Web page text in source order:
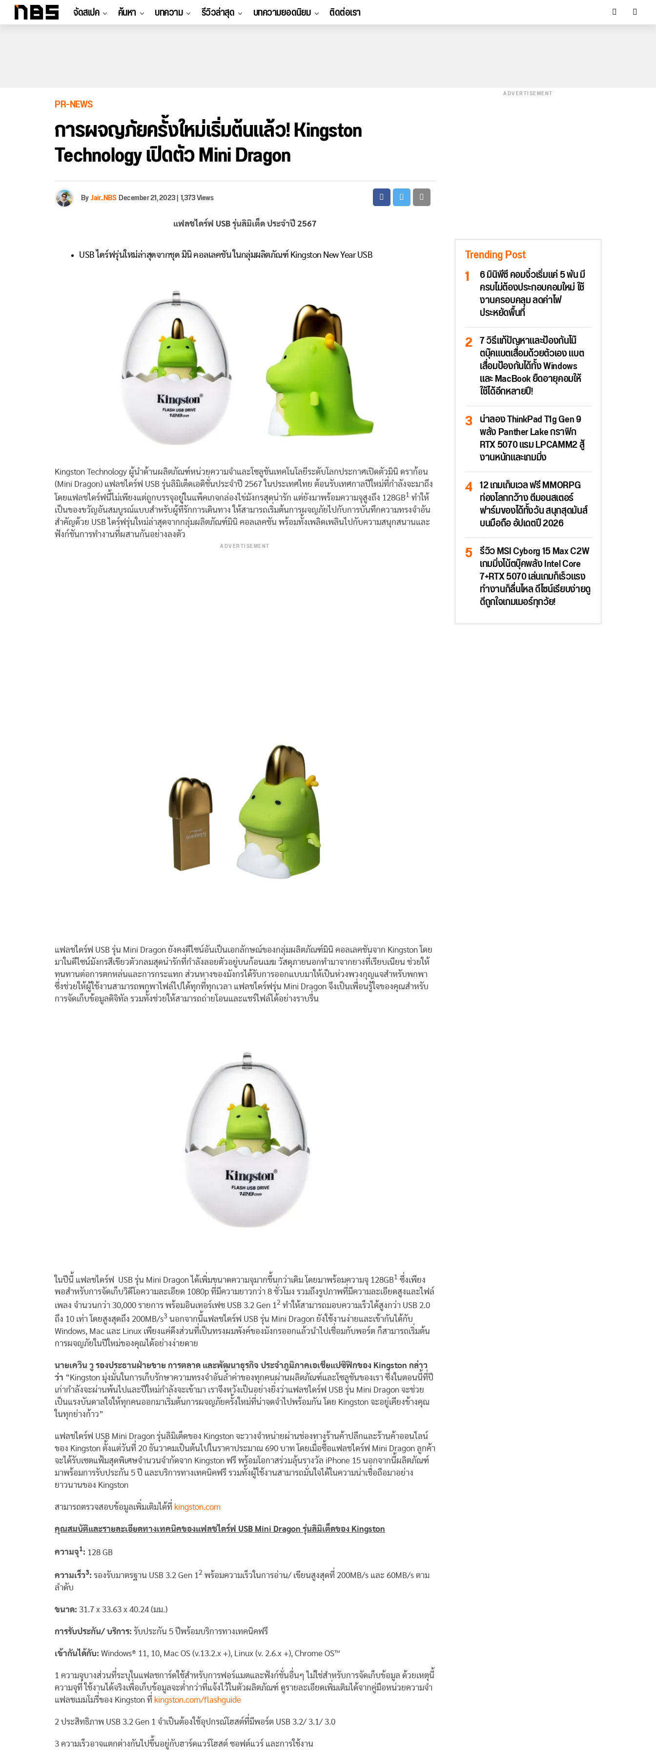
จัดสเปค ค้นหา บทความ รีวิวล่าสุด บทความยอดนิยม ติดต่อเรา
PR-NEWS
การผจญภัยครั้งใหม่เริ่มต้นแล้ว! Kingston
Technology เปิดตัว Mini Dragon
ByJair_NBSDecember 21, 2023|1,373 Views
แฟลชไดร์ฟ USB รุ่นลิมิเต็ด ประจำปี 2567
USB ไดร์ฟรุ่นใหม่ล่าสุดจากชุด มินิ คอลเลคชัน ในกลุ่มผลิตภัณฑ์ Kingston New Year USB
Kingston Technology ผู้นำด้านผลิตภัณฑ์หน่วยความจำและโซลูชันเทคโนโลยีระดับโลกประกาศเปิดตัวมินิ ดราก้อน
(Mini Dragon) แฟลชไดร์ฟ USB รุ่นลิมิเต็ดเอดิชั่นประจำปี 2567 ในประเทศไทย ต้อนรับเทศกาลปีใหม่ที่กำลังจะมาถึง
โดยแฟลชไดร์ฟนี้ไม่เพียงแต่ถูกบรรจุอยู่ในแพ็คเกจกล่องไข่มังกรสุดน่ารัก แต่ยังมาพร้อมความจุสูงถึง 128GB1 ทำให้
เป็นของขวัญอันสมบูรณ์แบบสำหรับผู้ที่รักการเดินทาง ให้สามารถเริ่มต้นการผจญภัยไปกับการบันทึกความทรงจำอัน
สำคัญด้วย USB ไดร์ฟรุ่นใหม่ล่าสุดจากกลุ่มผลิตภัณฑ์มินิ คอลเลคชัน พร้อมทั้งเพลิดเพลินไปกับความสนุกสนานและ
ฟังก์ชันการทำงานที่ผสานกันอย่างลงตัว
ADVERTISEMENT
แฟลชไดร์ฟ USB รุ่น Mini Dragon ยังคงดีไซน์อันเป็นเอกลักษณ์ของกลุ่มผลิตภัณฑ์มินิ คอลเลคชันจาก Kingston โดย
มาในดีไซน์มังกรสีเขียวตัวกลมสุดน่ารักที่กำลังลอยตัวอยู่บนก้อนเมฆ วัสดุภายนอกทำมาจากยางที่เรียบเนียน ช่วยให้
ทนทานต่อการตกหล่นและการกระแทก ส่วนหางของมังกรได้รับการออกแบบมาให้เป็นห่วงพวงกุญแจสำหรับพกพา
ซึ่งช่วยให้ผู้ใช้งานสามารถพกพาไฟล์ไปได้ทุกที่ทุกเวลา แฟลชไดร์ฟรุ่น Mini Dragon จึงเป็นเพื่อนรู้ใจของคุณสำหรับ
การจัดเก็บข้อมูลดิจิทัล รวมทั้งช่วยให้สามารถถ่ายโอนและแชร์ไฟล์ได้อย่างราบรื่น
ในปีนี้ แฟลชไดร์ฟ USB รุ่น Mini Dragon ได้เพิ่มขนาดความจุมากขึ้นกว่าเดิม โดยมาพร้อมความจุ 128GB1 ซึ่งเพียง
พอสำหรับการจัดเก็บวิดีโอความละเอียด 1080p ที่มีความยาวกว่า 8 ชั่วโมง รวมถึงรูปภาพที่มีความละเอียดสูงและไฟล์
เพลง จำนวนกว่า 30,000 รายการ พร้อมอินเทอร์เฟซ USB 3.2 Gen 1 2 ทำให้สามารถมอบความเร็วได้สูงกว่า USB 2.0
ถึง 10 เท่า โดยสูงสุดถึง 200MB/s3 นอกจากนี้แฟลชไดร์ฟ USB รุ่น Mini Dragon ยังใช้งานง่ายและเข้ากันได้กับ
Windows, Mac และ Linux เพียงแค่ดึงส่วนที่เป็นทรงผมพังค์ของมังกรออกแล้วนำไปเชื่อมกับพอร์ต ก็สามารถเริ่มต้น
การผจญภัยในปีใหม่ของคุณได้อย่างง่ายดาย
นายเควิน วู รองประธานฝ่ายขาย การตลาด และพัฒนาธุรกิจ ประจำภูมิภาคเอเชียแปซิฟิกของ Kingston กล่าว
ว่า “Kingston มุ่งมั่นในการเก็บรักษาความทรงจำอันล้ำค่าของทุกคนผ่านผลิตภัณฑ์และโซลูชันของเรา ซึ่งในตอนนี้ที่ปี
เก่ากำลังจะผ่านพ้นไปและปีใหม่กำลังจะเข้ามา เราจึงหวังเป็นอย่างยิ่งว่าแฟลชไดร์ฟ USB รุ่น Mini Dragon จะช่วย
เป็นแรงบันดาลใจให้ทุกคนออกมาเริ่มต้นการผจญภัยครั้งใหม่ที่น่าจดจำไปพร้อมกัน โดย Kingston จะอยู่เคียงข้างคุณ
ในทุกย่างก้าว”
แฟลชไดร์ฟ USB Mini Dragon รุ่นลิมิเต็ดของ Kingston จะวางจำหน่ายผ่านช่องทางร้านค้าปลีกและร้านค้าออนไลน์
ของ Kingston ตั้งแต่วันที่ 20 ธันวาคมเป็นต้นไปในราคาประมาณ 690 บาท โดยเมื่อซื้อแฟลชไดร์ฟ Mini Dragon ลูกค้า
จะได้รับเซตแฟ้มสุดพิเศษจำนวนจำกัดจาก Kingston ฟรี พร้อมโอกาสร่วมลุ้นรางวัล iPhone 15 นอกจากนี้ผลิตภัณฑ์
มาพร้อมการรับประกัน 5 ปี และบริการทางเทคนิคฟรี รวมทั้งผู้ใช้งานสามารถมั่นใจได้ในความน่าเชื่อถือมาอย่าง
ยาวนานของ Kingston
สามารถตรวจสอบข้อมูลเพิ่มเติมได้ที่ kingston.com
คุณสมบัติและรายละเอียดทางเทคนิคของแฟลชไดร์ฟ USB Mini Dragon รุ่นลิมิเต็ดของ Kingston
ความจุ1: 128 GB
ความเร็ว3: รองรับมาตรฐาน USB 3.2 Gen 1 2 พร้อมความเร็วในการอ่าน/ เขียนสูงสุดที่ 200MB/s และ 60MB/s ตาม
ลำดับ
ขนาด: 31.7 x 33.63 x 40.24 (มม.)
การรับประกัน/ บริการ: รับประกัน 5 ปีพร้อมบริการทางเทคนิคฟรี
เข้ากันได้กับ: Windows® 11, 10, Mac OS (v.13.2.x +), Linux (v. 2.6.x +), Chrome OS™
1 ความจุบางส่วนที่ระบุในแฟลชการ์ดใช้สำหรับการฟอร์แมตและฟังก์ชั่นอื่นๆ ไม่ใช่สำหรับการจัดเก็บข้อมูล ด้วยเหตุนี้
ความจุที่ ใช้งานได้จริงเพื่อเก็บข้อมูลจะต่ำกว่าที่แจ้งไว้ในตัวผลิตภัณฑ์ ดูรายละเอียดเพิ่มเติมได้จากคู่มือหน่วยความจำ
แฟลชเมมโมรี่ของ Kingston ที่ kingston.com/flashguide
2 ประสิทธิภาพ USB 3.2 Gen 1 จำเป็นต้องใช้อุปกรณ์โฮสต์ที่มีพอร์ต USB 3.2/ 3.1/ 3.0
3 ความเร็วอาจแตกต่างกันไปขึ้นอยู่กับฮาร์ดแวร์โฮสต์ ซอฟต์แวร์ และการใช้งาน
ADVERTISEMENT
Trending Post
6 มินิพีซี คอมจิ๋วเริ่มแค่ 5 พัน มี
ครบไม่ต้องประกอบคอมใหม่ ใช้
งานครอบคลุม ลดค่าไฟ
ประหยัดพื้นที่
7 วิธีแก้ปัญหาและป้องกันโน๊
ตบุ๊คแบตเสื่อมด้วยตัวเอง แบต
เสื่อมป้องกันได้ทั้ง Windows
และ MacBook ยืดอายุคอมให้
ใช้ได้อีกหลายปี!
น่าลอง ThinkPad T1g Gen 9
พลัง Panther Lake กราฟิก
RTX 5070 แรม LPCAMM2 สู้
งานหนักและเกมมิ่ง
12 เกมเก็บเวล ฟรี MMORPG
ท่องโลกกว้าง ตีมอนสเตอร์
ฟาร์มของได้ทั้งวัน สนุกสุดมันส์
บนมือถือ อัปเดตปี 2026
รีวิว MSI Cyborg 15 Max C2W
เกมมิ่งโน้ตบุ๊คพลัง Intel Core
7+RTX 5070 เล่นเกมก็เร็วแรง
ทำงานก็ลื่นไหล ดีไซน์เรียบง่ายดู
ดีถูกใจเกมเมอร์ทุกวัย!